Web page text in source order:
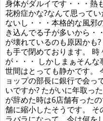
身体がダルイです・・・熱
花粉症かな?なんて思って
ないし・・・本格的な風邪
き込んでる子が多いから・
が壊れているのも原因かも
も手で閉めております。
が・・・ しかしまぁそんな
世間はとっても静かです。
ョップの部長に銀行で会っ
いですか? たがいに年取っ
が辞めた時は6店舗有った
舗に縮小したそうです。
ラバラになって、今は何を